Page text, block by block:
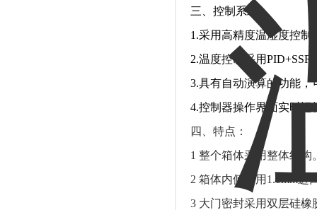
三、控制系统：
1.采用高精度温湿度控
2.温度控制采用
3.具有自动演算的功能
4.控制器操作界面实时
四、特点：
1 整个箱体采用整体结构
2 箱体内侧采用1.0mm进
3 大门密封采用双层硅橡